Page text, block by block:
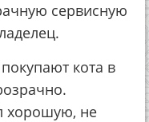
сервисную
кота в
хорошую, не